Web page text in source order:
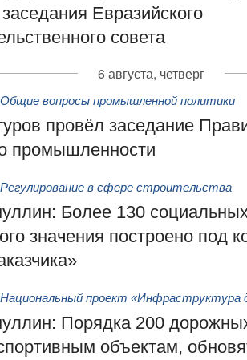
Евразийского
совета
6 августа, четверг
Общие вопросы промышленной политики
провёл заседание
промышленности
Регулирование в сфере строительства
Более 130
значения построено под
Национальный проект «Инфраструктура
Порядка 200
объектам,